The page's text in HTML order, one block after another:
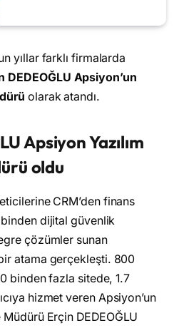
yıllar farklı firmalarda
DEDEOĞLU Apsiyon’un
olarak atandı.
Apsiyon Yazılım
oldu
CRM’den finans
dijital güvenlik
çözümler sunan
atama gerçekleşti. 800
binden fazla sitede, 1.7
hizmet veren Apsiyon’un
Müdürü Erçin DEDEOĞLU